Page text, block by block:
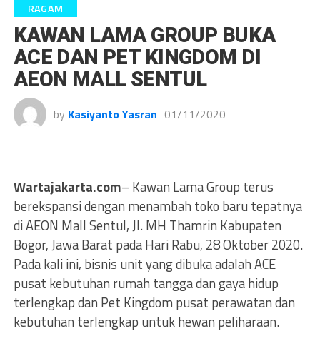
RAGAM
KAWAN LAMA GROUP BUKA
ACE DAN PET KINGDOM DI
AEON MALL SENTUL
by Kasiyanto Yasran 01/11/2020
Wartajakarta.com– Kawan Lama Group terus
berekspansi dengan menambah toko baru tepatnya
di AEON Mall Sentul, Jl. MH Thamrin Kabupaten
Bogor, Jawa Barat pada Hari Rabu, 28 Oktober 2020.
Pada kali ini, bisnis unit yang dibuka adalah ACE
pusat kebutuhan rumah tangga dan gaya hidup
terlengkap dan Pet Kingdom pusat perawatan dan
kebutuhan terlengkap untuk hewan peliharaan.